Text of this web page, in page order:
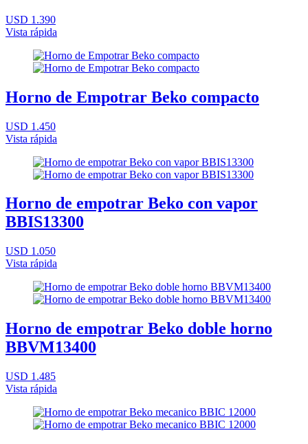
USD 1.390
Vista rápida
Horno de Empotrar Beko compacto
USD 1.450
Vista rápida
Horno de empotrar Beko con vapor
BBIS13300
USD 1.050
Vista rápida
Horno de empotrar Beko doble horno
BBVM13400
USD 1.485
Vista rápida